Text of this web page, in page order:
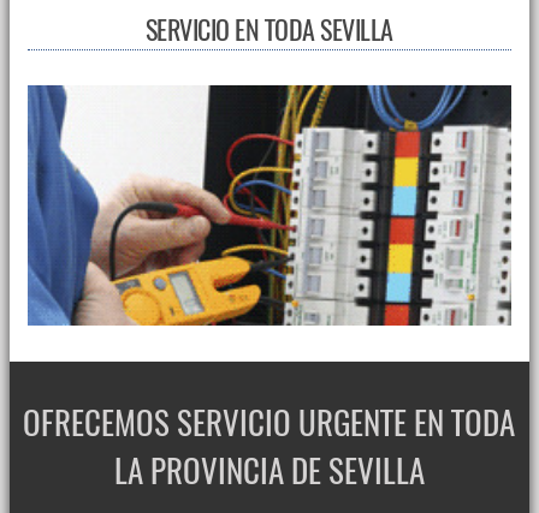
SERVICIO EN TODA SEVILLA
OFRECEMOS SERVICIO URGENTE EN TODA
LA PROVINCIA DE SEVILLA